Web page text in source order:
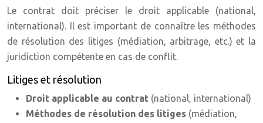
Le contrat doit préciser le droit applicable (national,
international). Il est important de connaître les méthodes
de résolution des litiges (médiation, arbitrage, etc.) et la
juridiction compétente en cas de conflit.
Litiges et résolution
Droit applicable au contrat (national, international)
Méthodes de résolution des litiges (médiation,